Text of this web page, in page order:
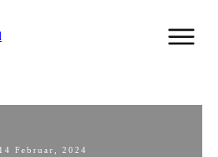
14 Februar, 2024